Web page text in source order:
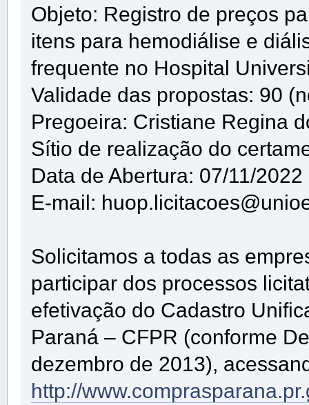
Objeto: Registro de preços
itens para hemodiálise e
frequente no Hospital
Validade das propostas: 90
Pregoeira: Cristiane Regina
Sítio de realização do
Data de Abertura: 07/11/
E-mail:
Solicitamos a todas as
participar dos processos
efetivação do Cadastro
Paraná – CFPR (conforme
dezembro de 2013),
http://